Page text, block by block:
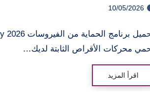
10/05/2026
محركات الأقراص الثابتة لديك…
اقرأ المزيد